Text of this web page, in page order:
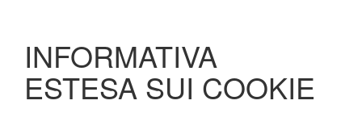
INFORMATIVA
ESTESA SUI COOKIE